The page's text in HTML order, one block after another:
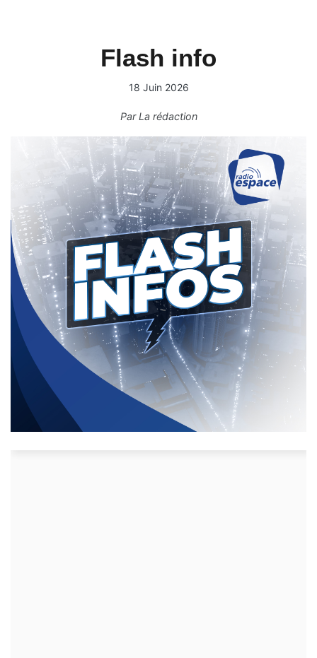
Flash info
18 Juin 2026
ParLa rédaction